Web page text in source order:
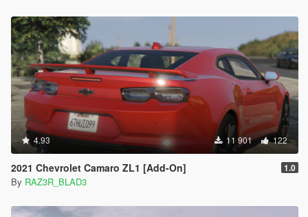
4.93 11 901 122
2021 Chevrolet Camaro ZL1 [Add-On] 1.0
By RAZ3R_BLAD3